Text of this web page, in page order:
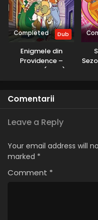
Eps 1 -
Completed Dub
Enigmele din
Providence –
Sezonul 1 (2001) –
Comentarii
Leave a Reply
Your email address will
marked *
Comment *